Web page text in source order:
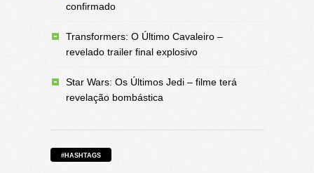
confirmado
Transformers: O Último Cavaleiro –
revelado trailer final explosivo
Star Wars: Os Últimos Jedi – filme terá
revelação bombástica
#HASHTAGS